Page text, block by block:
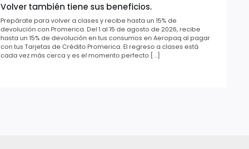
Volver también tiene sus beneficios.
Prepárate para volver a clases y recibe hasta un 15% de
devolución con Promerica. Del 1 al 15 de agosto de 2026, recibe
hasta un 15% de devolución en tus consumos en Aeropaq al pagar
con tus Tarjetas de Crédito Promerica. El regreso a clases está
cada vez más cerca y es el momento perfecto […]